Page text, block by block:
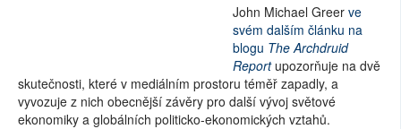
John Michael Greer ve
svém dalším článku na
blogu The Archdruid
Reportupozorňuje na dvě
skutečnosti, které v mediálním prostoru téměř zapadly, a
vyvozuje z nich obecnější závěry pro další vývoj světové
ekonomiky a globálních politicko-ekonomických vztahů.